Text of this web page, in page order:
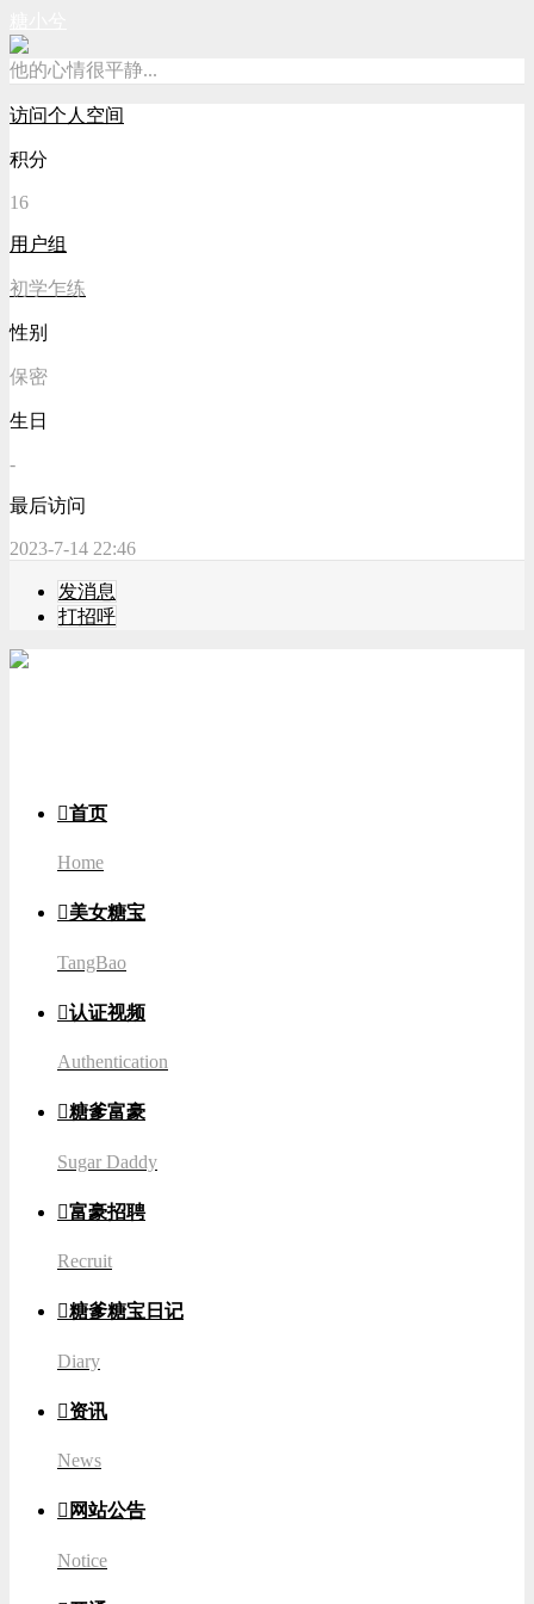
他的心情很平静...
访问个人空间
积分
16
用户组
初学乍练
性别
保密
生日
-
最后访问
2023-7-14 22:46
发消息
打招呼
首页
Home
美女糖宝
TangBao
认证视频
Authentication
糖爹富豪
Sugar Daddy
富豪招聘
Recruit
糖爹糖宝日记
Diary
资讯
News
 网站公告
Notice